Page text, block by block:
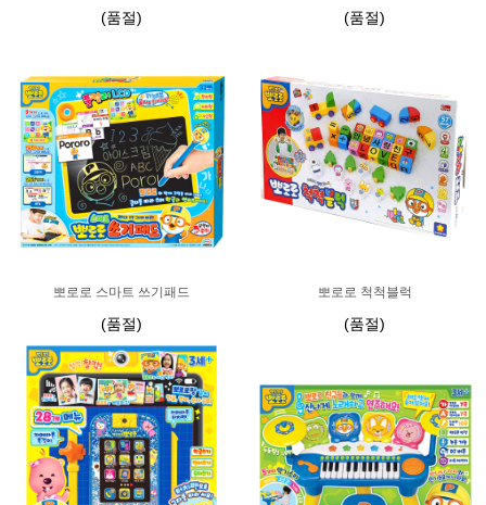
(품절) (품절)
뽀로로 스마트 쓰기패드
(품절)
뽀로로 척척블럭
(품절)